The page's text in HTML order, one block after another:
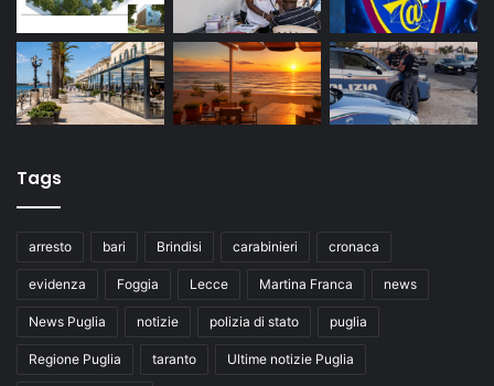
Tags
arresto bari Brindisi carabinieri cronaca
evidenza Foggia Lecce Martina Franca news
News Puglia notizie polizia di stato puglia
Regione Puglia taranto Ultime notizie Puglia